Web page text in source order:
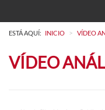
ESTÁ AQUÍ: INICIO > VÍDEO
VÍDEO